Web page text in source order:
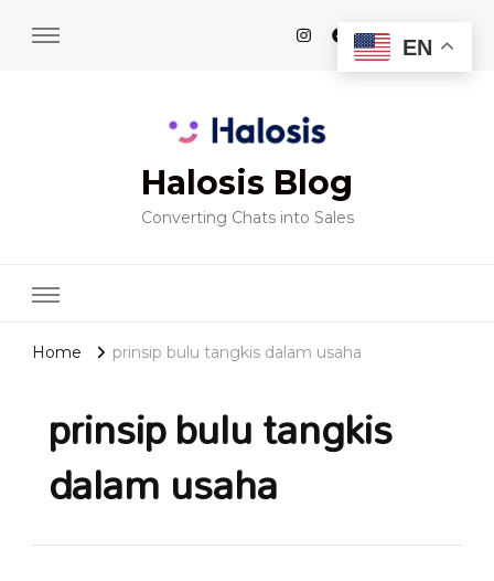
Halosis Blog
Converting Chats into Sales
Home prinsip bulu tangkis dalam usaha
prinsip bulu tangkis
dalam usaha
EN